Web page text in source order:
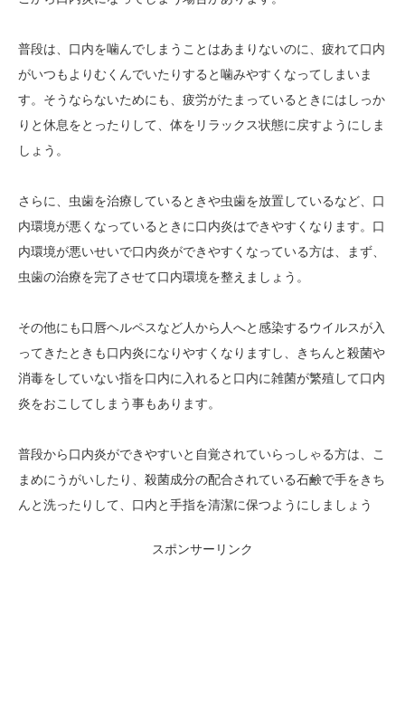
普段は、口内を噛んでしまうことはあまりないのに、疲れて口内
がいつもよりむくんでいたりすると噛みやすくなってしまいま
す。そうならないためにも、疲労がたまっているときにはしっか
りと休息をとったりして、体をリラックス状態に戻すようにしま
しょう。
さらに、虫歯を治療しているときや虫歯を放置しているなど、口
内環境が悪くなっているときに口内炎はできやすくなります。口
内環境が悪いせいで口内炎ができやすくなっている方は、まず、
虫歯の治療を完了させて口内環境を整えましょう。
その他にも口唇ヘルペスなど人から人へと感染するウイルスが入
ってきたときも口内炎になりやすくなりますし、きちんと殺菌や
消毒をしていない指を口内に入れると口内に雑菌が繁殖して口内
炎をおこしてしまう事もあります。
普段から口内炎ができやすいと自覚されていらっしゃる方は、こ
まめにうがいしたり、殺菌成分の配合されている石鹸で手をきち
んと洗ったりして、口内と手指を清潔に保つようにしましょう
スポンサーリンク